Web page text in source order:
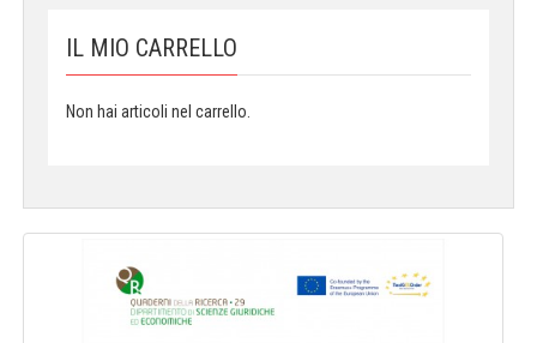
IL MIO CARRELLO
Non hai articoli nel carrello.